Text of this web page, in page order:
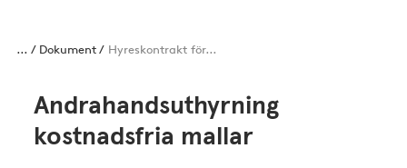
... Dokument Hyreskontrakt för...
Andrahandsuthyrning
kostnadsfria mallar